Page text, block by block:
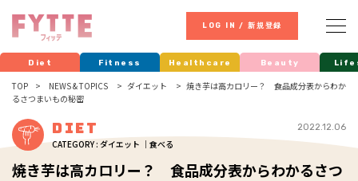
LOG IN / 新規登録
Diet Fitness Healthcare Beauty
TOP NEWS & TOPICS ダイエット
焼き芋は高カロリー？ 食品成分表からわか
るさつまいもの秘密
Diet
CATEGORY : ダイエット ｜食べる
2022.12.06
焼き芋は高カロリー？ 食品成分表からわかるさつ